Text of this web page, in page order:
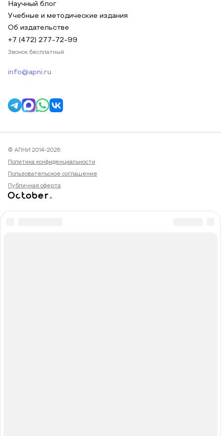
Научный блог
Учебные и методические издания
Об издательстве
+7 (472) 277-72-99
Звонок бесплатный
info@apni.ru
© АПНИ 2014-2026
Политика конфиденциальности
Пользовательское соглашение
Публичная оферта